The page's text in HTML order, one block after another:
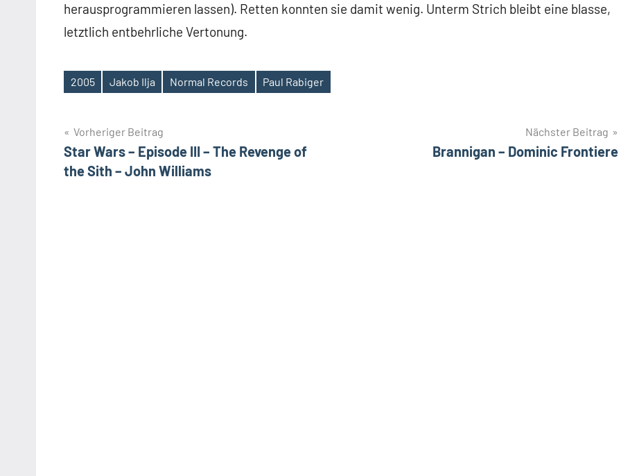
herausprogrammieren lassen). Retten konnten sie damit wenig. Unterm Strich bleibt eine blasse,
letztlich entbehrliche Vertonung.
Schlagwörter
2005 Jakob Ilja Normal Records Paul Rabiger
Beitragsnavigation
Vorheriger Beitrag
Star Wars – Episode III – The Revenge of
the Sith – John Williams
Nächster Beitrag
Brannigan – Dominic Frontiere